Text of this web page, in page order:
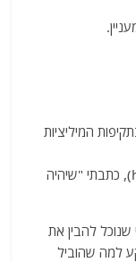
המיליציות
(https://t.me/Middle_East_Insight/1087), כתבתי "שיהיה
להבין את
למה שהוביל